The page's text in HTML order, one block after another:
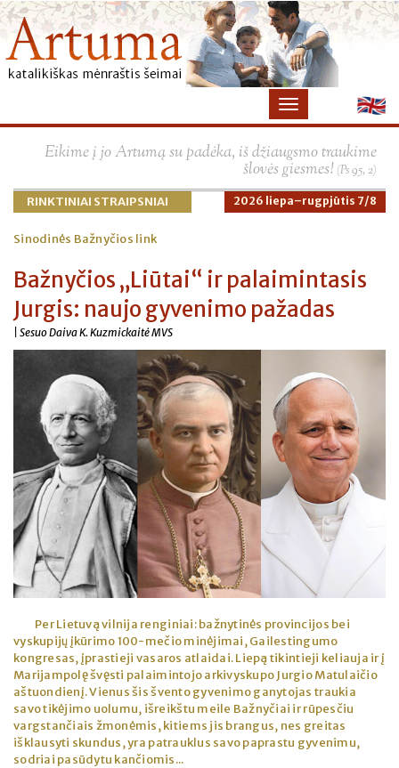
Eikime į jo Artumą su padėka, iš džiaugsmo traukime
šlovės giesmes! (Ps 95, 2)
RINKTINIAI STRAIPSNIAI 2026 liepa–rugpjūtis 7/8
Sinodinės Bažnyčios link
Bažnyčios „Liūtai“ ir palaimintasis
Jurgis: naujo gyvenimo pažadas
| Sesuo Daiva K. Kuzmickaitė MVS
Per Lietuvą vilnija renginiai: bažnytinės provincijos bei
vyskupijų įkūrimo 100-mečio minėjimai, Gailestingumo
kongresas, įprastieji vasaros atlaidai. Liepą tikintieji keliauja ir į
Marijampolę švęsti palaimintojo arkivyskupo Jurgio Matulaičio
aštuondienį. Vienus šis švento gyvenimo ganytojas traukia
savo tikėjimo uolumu, išreikštu meile Bažnyčiai ir rūpesčiu
vargstančiais žmonėmis, kitiems jis brangus, nes greitas
išklausyti skundus, yra patrauklus savo paprastu gyvenimu,
sodriai pasūdytu kančiomis...
×